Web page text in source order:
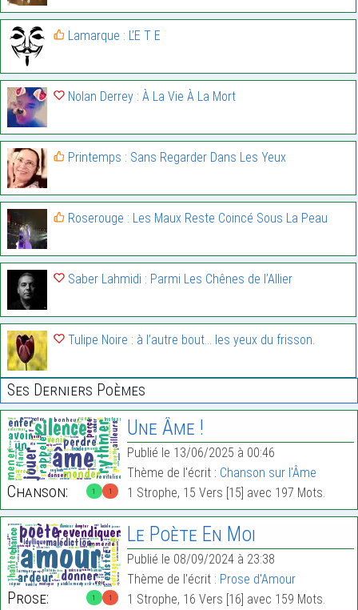
Lamarque : L’E T E
Nolan Derrey : À La Vie À La Mort
Printemps : Sans Regarder Dans Les Yeux
Roserouge : Les Maux Reste Coincé Sous La Peau
Saber Lahmidi : Parmi Les Chênes de l’Allier
Tulipe Noire : à l’autre bout… les yeux du frisson.
Ses Derniers Poèmes
1 1
Chanson:
Une Âme !
Publié le 13/06/2025 à 00:46
Thème de l'écrit : Chanson sur l'Âme
1 Strophe, 15 Vers [15] avec 197 Mots.
1 1
Prose:
Le Poète En Moi
Publié le 08/09/2024 à 23:38
Thème de l'écrit : Prose d'Amour
1 Strophe, 16 Vers [16] avec 159 Mots.